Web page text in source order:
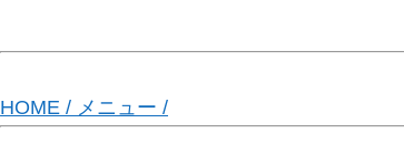
HOME / メニュー /